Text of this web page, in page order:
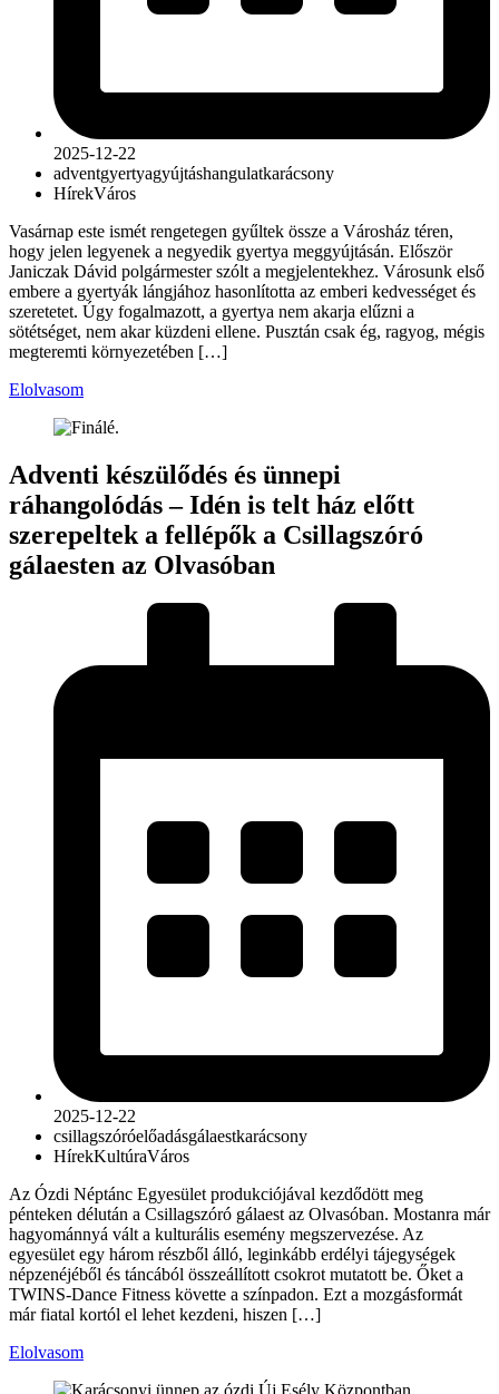
2025-12-22
adventgyertyagyújtáshangulatkarácsony
HírekVáros
Vasárnap este ismét rengetegen gyűltek össze a Városház téren,
hogy jelen legyenek a negyedik gyertya meggyújtásán. Először
Janiczak Dávid polgármester szólt a megjelentekhez. Városunk első
embere a gyertyák lángjához hasonlította az emberi kedvességet és
szeretetet. Úgy fogalmazott, a gyertya nem akarja elűzni a
sötétséget, nem akar küzdeni ellene. Pusztán csak ég, ragyog, mégis
megteremti környezetében […]
Elolvasom
Adventi készülődés és ünnepi
ráhangolódás – Idén is telt ház előtt
szerepeltek a fellépők a Csillagszóró
gálaesten az Olvasóban
2025-12-22
csillagszóróelőadásgálaestkarácsony
HírekKultúraVáros
Az Ózdi Néptánc Egyesület produkciójával kezdődött meg
pénteken délután a Csillagszóró gálaest az Olvasóban. Mostanra már
hagyománnyá vált a kulturális esemény megszervezése. Az
egyesület egy három részből álló, leginkább erdélyi tájegységek
népzenéjéből és táncából összeállított csokrot mutatott be. Őket a
TWINS-Dance Fitness követte a színpadon. Ezt a mozgásformát
már fiatal kortól el lehet kezdeni, hiszen […]
Elolvasom